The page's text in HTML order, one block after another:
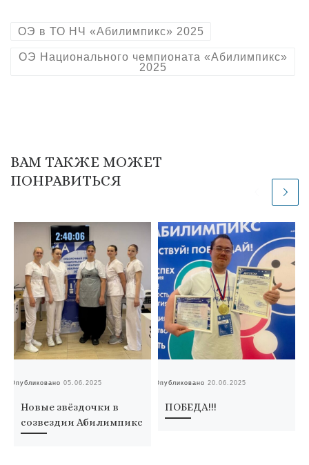
ОЭ в ТО НЧ «Абилимпикс» 2025
ОЭ Национального чемпионата «Абилимпикс»
2025
ВАМ ТАКЖЕ МОЖЕТ
ПОНРАВИТЬСЯ
Опубликовано05.06.2025
Новые звёздочки в
созвездии Абилимпикс
Опубликовано20.06.2025
ПОБЕДА!!!